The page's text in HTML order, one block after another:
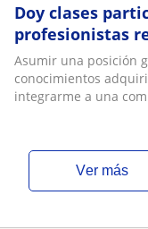
Doy clases
profesionistas
tecnológico
sistemas prog
Asumir una posición
conocimientos
integrarme a una
ver más